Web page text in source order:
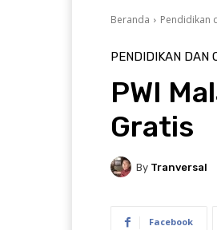
Beranda Pendidikan
PENDIDIKAN DAN
PWI
Gratis
By Tranversal
Facebook